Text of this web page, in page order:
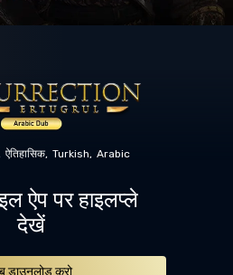
ऐतिहासिक Turkish Arabic
ऐप पर हाइलप्ले
देखें